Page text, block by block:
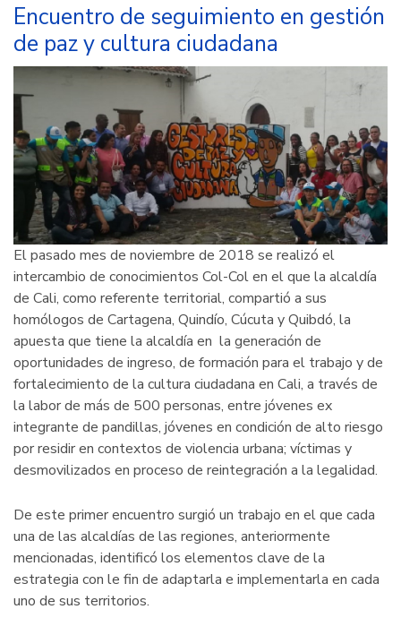
Encuentro de seguimiento en gestión
de paz y cultura ciudadana
El pasado mes de noviembre de 2018 se realizó el
intercambio de conocimientos Col-Col en el que la alcaldía
de Cali, como referente territorial, compartió a sus
homólogos de Cartagena, Quindío, Cúcuta y Quibdó, la
apuesta que tiene la alcaldía en la generación de
oportunidades de ingreso, de formación para el trabajo y de
fortalecimiento de la cultura ciudadana en Cali, a través de
la labor de más de 500 personas, entre jóvenes ex
integrante de pandillas, jóvenes en condición de alto riesgo
por residir en contextos de violencia urbana; víctimas y
desmovilizados en proceso de reintegración a la legalidad.
De este primer encuentro surgió un trabajo en el que cada
una de las alcaldías de las regiones, anteriormente
mencionadas, identificó los elementos clave de la
estrategia con le fin de adaptarla e implementarla en cada
uno de sus territorios.